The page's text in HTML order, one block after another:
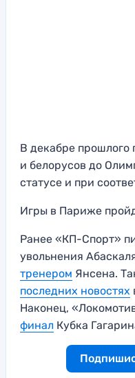
В декабре прошлого
и белорусов до
статусе и при
Игры в Париже
Ранее «КП-Спорт»
увольнения
тренером Янсена.
последних новостях
Наконец,
финал Кубка